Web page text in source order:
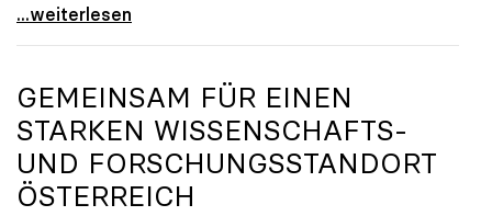
„Verzögerung unverständlich“: Universitäten
...weiterlesen
GEMEINSAM FÜR EINEN
STARKEN WISSENSCHAFTS-
UND FORSCHUNGSSTANDORT
ÖSTERREICH